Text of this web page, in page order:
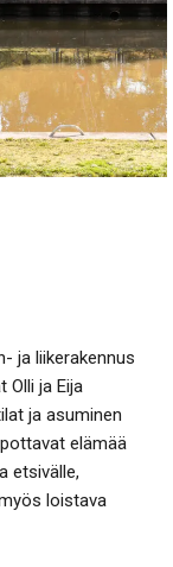
ja liikerakennus
Olli ja Eija
ja asuminen
elämää
etsivälle,
loistava